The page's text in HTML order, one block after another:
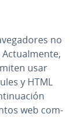
no
usar
y HTML
web co­m­